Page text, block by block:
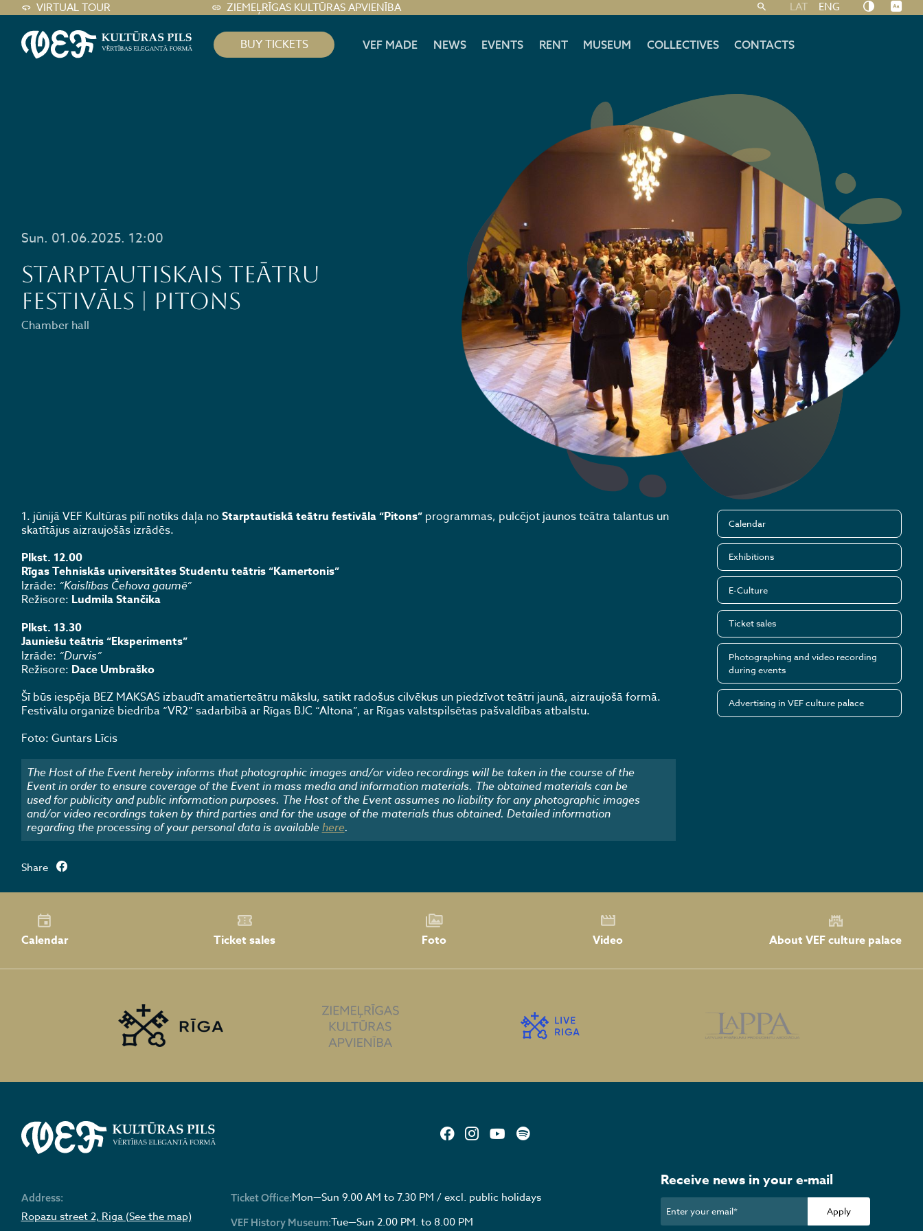
VIRTUAL TOUR ZIEMEĻRĪGAS KULTŪRAS APVIENĪBA LAT ENG
BUY TICKETS VEF MADE NEWS EVENTS RENT MUSEUM COLLECTIVES CONTACTS
Sun. 01.06.2025. 12:00
STARPTAUTISKAIS TEĀTRU
FESTIVĀLS | PITONS
Chamber hall
1. jūnijā VEF Kultūras pilī notiks daļa no Starptautiskā teātru festivāla “Pitons”programmas, pulcējot jaunos teātra talantus un
skatītājus aizraujošās izrādēs.
Plkst. 12.00
Rīgas Tehniskās universitātes Studentu teātris “Kamertonis”
Izrāde: “Kaislības Čehova gaumē”
Režisore: Ludmila Stančika
Plkst. 13.30
Jauniešu teātris “Eksperiments”
Izrāde: “Durvis”
Režisore: Dace Umbraško
Šī būs iespēja BEZ MAKSAS izbaudīt amatierteātru mākslu, satikt radošus cilvēkus un piedzīvot teātri jaunā, aizraujošā formā.
Festivālu organizē biedrība “VR2” sadarbībā ar Rīgas BJC “Altona”, ar Rīgas valstspilsētas pašvaldības atbalstu.
Foto: Guntars Līcis
The Host of the Event hereby informs that photographic images and/or video recordings will be taken in the course of the
Event in order to ensure coverage of the Event in mass media and information materials. The obtained materials can be
used for publicity and public information purposes. The Host of the Event assumes no liability for any photographic images
and/or video recordings taken by third parties and for the usage of the materials thus obtained. Detailed information
regarding the processing of your personal data is availablehere.
Calendar
Exhibitions
E-Culture
Ticket sales
Photographing and video recording
during events
Advertising in VEF culture palace
Share
Calendar Ticket sales Foto Video About VEF culture palace
Address:
Ropazu street 2, Riga (See the map)
Ticket Office:Mon—Sun 9.00 AM to 7.30 PM / excl. public holidays
VEF History Museum:Tue—Sun 2.00 PM. to 8.00 PM
Receive news in your e-mail
Apply